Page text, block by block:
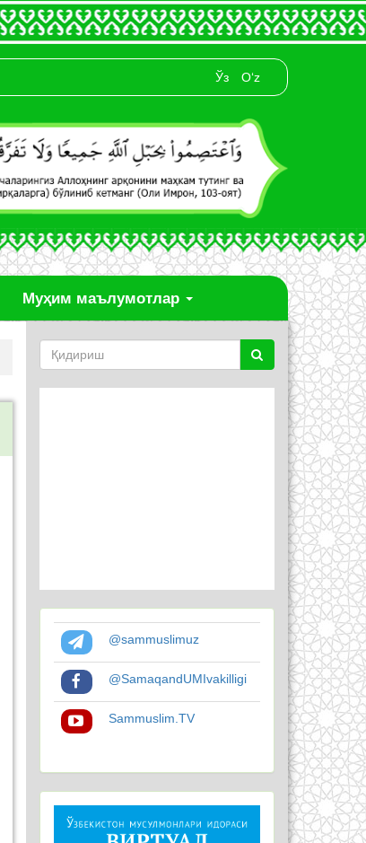
Ўз O‘z
Муҳим маълумотлар
@sammuslimuz
@SamaqandUMIvakilligi
Sammuslim.TV